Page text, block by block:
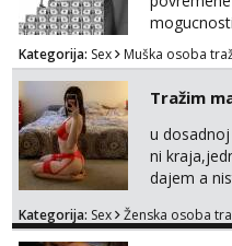
potpora!
Kategorija: Sex Muška osoba
Tražim
u
ni
dajem a
trazim
Kategorija: Sex Ženska osoba